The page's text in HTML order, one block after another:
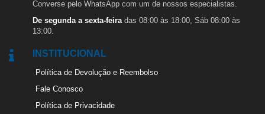
Converse pelo WhatsApp com um de nossos especialistas.
De segunda a sexta-feira das 08:00 às 18:00, Sáb 08:00 às
13:00.
INSTITUCIONAL
Política de Devolução e Reembolso
Fale Conosco
Política de Privacidade